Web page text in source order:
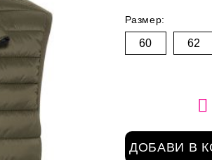
Размер:
60 62